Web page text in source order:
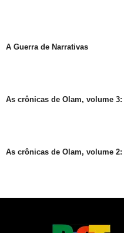
A Guerra de Narrativas
As crônicas de Olam, volume
As crônicas de Olam, volume